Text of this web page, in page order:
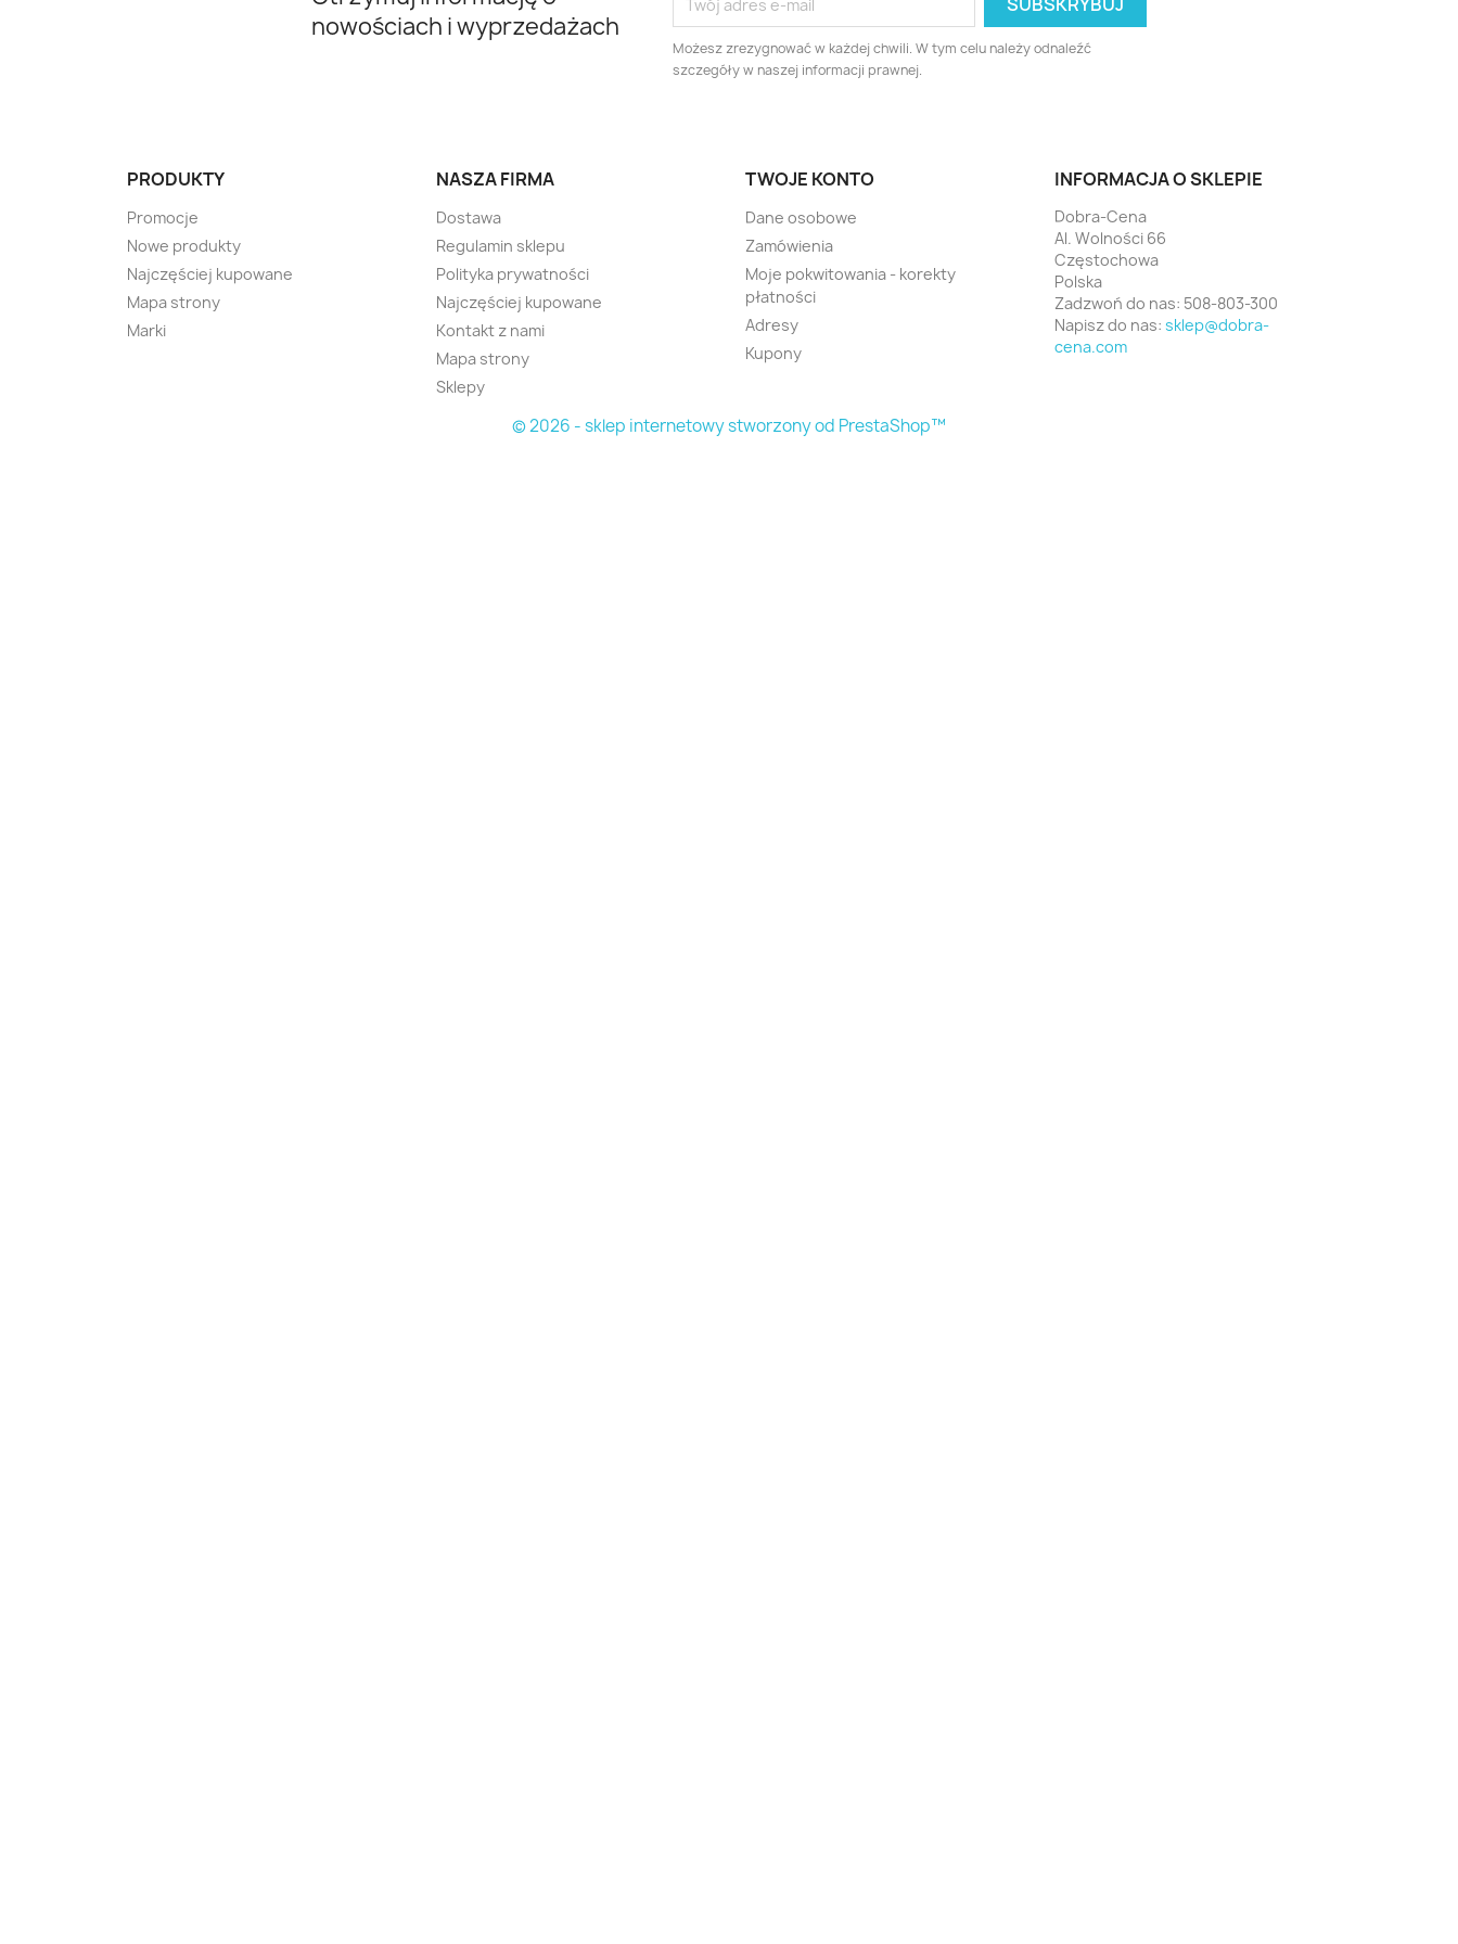
nowościach i wyprzedażach
Możesz zrezygnować w każdej chwili. W tym celu należy odnaleźć
szczegóły w naszej informacji prawnej.
PRODUKTY
Promocje
Nowe produkty
Najczęściej kupowane
Mapa strony
Marki
NASZA FIRMA
Dostawa
Regulamin sklepu
Polityka prywatności
Najczęściej kupowane
Kontakt z nami
Mapa strony
Sklepy
TWOJE KONTO
Dane osobowe
Zamówienia
Moje pokwitowania - korekty
płatności
Adresy
Kupony
INFORMACJA O SKLEPIE
Dobra-Cena
Al. Wolności 66
Częstochowa
Polska
Zadzwoń do nas: 508-803-300
Napisz do nas: sklep@dobra-
cena.com
© 2026 - sklep internetowy stworzony od PrestaShop™